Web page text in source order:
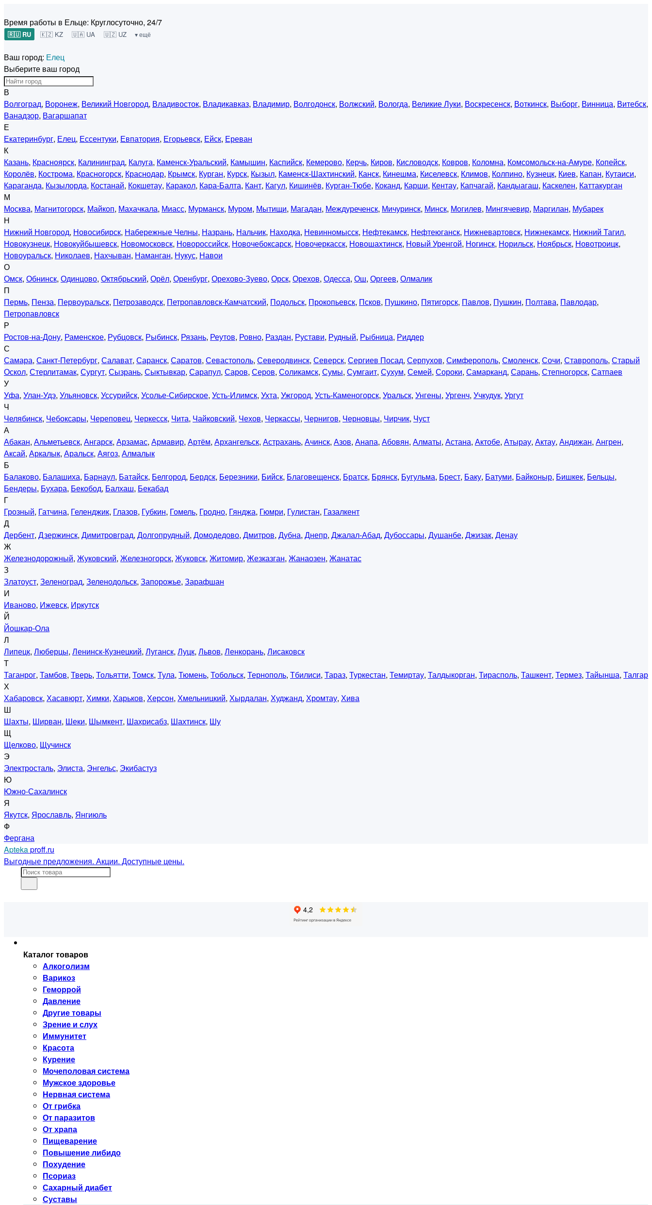
Время работы в Ельце: Круглосуточно, 24/7
🇷🇺 RU 🇰🇿 KZ 🇺🇦 UA 🇺🇿 UZ ▾ ещё
Ваш город: Елец
Выберите ваш город
В
Волгоград, Воронеж, Великий Новгород, Владивосток, Владикавказ, Владимир, Волгодонск, Волжский, Вологда, Великие Луки, Воскресенск, Воткинск, Выборг, Винница, Витебск,
Ванадзор, Вагаршапат
Е
Екатеринбург, Елец, Ессентуки, Евпатория, Егорьевск, Ейск, Ереван
К
Казань, Красноярск, Калининград, Калуга, Каменск-Уральский, Камышин, Каспийск, Кемерово, Керчь, Киров, Кисловодск, Ковров, Коломна, Комсомольск-на-Амуре, Копейск,
Королёв, Кострома, Красногорск, Краснодар, Крымск, Курган, Курск, Кызыл, Каменск-Шахтинский, Канск, Кинешма, Киселевск, Климов, Колпино, Кузнецк, Киев, Капан, Кутаиси,
Караганда, Кызылорда, Костанай, Кокшетау, Каракол, Кара-Балта, Кант, Кагул, Кишинёв, Курган-Тюбе, Коканд, Карши, Кентау, Капчагай, Кандыагаш, Каскелен, Каттакурган
М
Москва, Магнитогорск, Майкоп, Махачкала, Миасс, Мурманск, Муром, Мытищи, Магадан, Междуреченск, Мичуринск, Минск, Могилев, Мингячевир, Маргилан, Мубарек
Н
Нижний Новгород, Новосибирск, Набережные Челны, Назрань, Нальчик, Находка, Невинномысск, Нефтекамск, Нефтеюганск, Нижневартовск, Нижнекамск, Нижний Тагил,
Новокузнецк, Новокуйбышевск, Новомосковск, Новороссийск, Новочебоксарск, Новочеркасск, Новошахтинск, Новый Уренгой, Ногинск, Норильск, Ноябрьск, Новотроицк,
Новоуральск, Николаев, Нахчыван, Наманган, Нукус, Навои
О
Омск, Обнинск, Одинцово, Октябрьский, Орёл, Оренбург, Орехово-Зуево, Орск, Орехов, Одесса, Ош, Оргеев, Олмалик
П
Пермь, Пенза, Первоуральск, Петрозаводск, Петропавловск-Камчатский, Подольск, Прокопьевск, Псков, Пушкино, Пятигорск, Павлов, Пушкин, Полтава, Павлодар,
Петропавловск
Р
Ростов-на-Дону, Раменское, Рубцовск, Рыбинск, Рязань, Реутов, Ровно, Раздан, Рустави, Рудный, Рыбница, Риддер
С
Самара, Санкт-Петербург, Салават, Саранск, Саратов, Севастополь, Северодвинск, Северск, Сергиев Посад, Серпухов, Симферополь, Смоленск, Сочи, Ставрополь, Старый
Оскол, Стерлитамак, Сургут, Сызрань, Сыктывкар, Сарапул, Саров, Серов, Соликамск, Сумы, Сумгаит, Сухум, Семей, Сороки, Самарканд, Сарань, Степногорск, Сатпаев
У
Уфа, Улан-Удэ, Ульяновск, Уссурийск, Усолье-Сибирское, Усть-Илимск, Ухта, Ужгород, Усть-Каменогорск, Уральск, Унгены, Ургенч, Учкудук, Ургут
Ч
Челябинск, Чебоксары, Череповец, Черкесск, Чита, Чайковский, Чехов, Черкассы, Чернигов, Черновцы, Чирчик, Чуст
А
Абакан, Альметьевск, Ангарск, Арзамас, Армавир, Артём, Архангельск, Астрахань, Ачинск, Азов, Анапа, Абовян, Алматы, Астана, Актобе, Атырау, Актау, Андижан, Ангрен,
Аксай, Аркалык, Аральск, Аягоз, Алмалык
Б
Балаково, Балашиха, Барнаул, Батайск, Белгород, Бердск, Березники, Бийск, Благовещенск, Братск, Брянск, Бугульма, Брест, Баку, Батуми, Байконыр, Бишкек, Бельцы,
Бендеры, Бухара, Бекобод, Балхаш, Бекабад
Г
Грозный, Гатчина, Геленджик, Глазов, Губкин, Гомель, Гродно, Гянджа, Гюмри, Гулистан, Газалкент
Д
Дербент, Дзержинск, Димитровград, Долгопрудный, Домодедово, Дмитров, Дубна, Днепр, Джалал-Абад, Дубоссары, Душанбе, Джизак, Денау
Ж
Железнодорожный, Жуковский, Железногорск, Жуковск, Житомир, Жезказган, Жанаозен, Жанатас
З
Златоуст, Зеленоград, Зеленодольск, Запорожье, Зарафшан
И
Иваново, Ижевск, Иркутск
Й
Йошкар-Ола
Л
Липецк, Люберцы, Ленинск-Кузнецкий, Луганск, Луцк, Львов, Ленкорань, Лисаковск
Т
Таганрог, Тамбов, Тверь, Тольятти, Томск, Тула, Тюмень, Тобольск, Тернополь, Тбилиси, Тараз, Туркестан, Темиртау, Талдыкорган, Тирасполь, Ташкент, Термез, Тайынша, Талгар
Х
Хабаровск, Хасавюрт, Химки, Харьков, Херсон, Хмельницкий, Хырдалан, Худжанд, Хромтау, Хива
Ш
Шахты, Ширван, Шеки, Шымкент, Шахрисабз, Шахтинск, Шу
Щ
Щелково, Щучинск
Э
Электросталь, Элиста, Энгельс, Экибастуз
Ю
Южно-Сахалинск
Я
Якутск, Ярославль, Янгиюль
Ф
Фергана
Aptekaproff.ru
Выгодные предложения. Акции. Доступные цены.
Каталог товаров
Алкоголизм
Варикоз
Геморрой
Давление
Другие товары
Зрение и слух
Иммунитет
Красота
Курение
Мочеполовая система
Мужское здоровье
Нервная система
От грибка
От паразитов
От храпа
Пищеварение
Повышение либидо
Похудение
Псориаз
Сахарный диабет
Суставы